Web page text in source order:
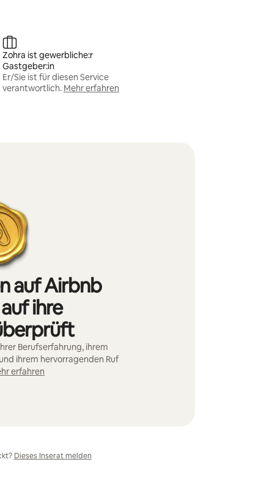
Zohra ist gewerbliche:r
Gastgeber:in
Er/Sie ist für diesen Service
verantwortlich. Mehr erfahren
auf Airbnb
ihre
Berufserfahrung, ihrem
ihrem hervorragenden Ruf
erfahren
Dieses Inserat melden